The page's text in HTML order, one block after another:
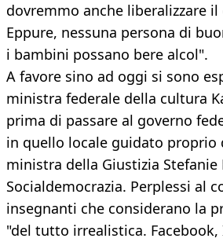
dovremmo anche liberalizzare
Eppure, nessuna persona di
i bambini possano bere alcol".
A favore sino ad oggi si sono
ministra federale della cultura
prima di passare al governo
in quello locale guidato proprio
ministra della Giustizia Stefanie
Socialdemocrazia. Perplessi al
insegnanti che considerano la
"del tutto irrealistica.